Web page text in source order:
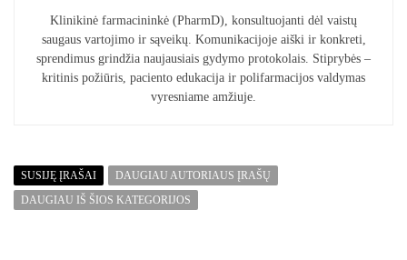
Klinikinė farmacininkė (PharmD), konsultuojanti dėl vaistų
saugaus vartojimo ir sąveikų. Komunikacijoje aiški ir konkreti,
sprendimus grindžia naujausiais gydymo protokolais. Stiprybės –
kritinis požiūris, paciento edukacija ir polifarmacijos valdymas
vyresniame amžiuje.
SUSIJĘ ĮRAŠAI
DAUGIAU AUTORIAUS ĮRAŠŲ
DAUGIAU IŠ ŠIOS KATEGORIJOS